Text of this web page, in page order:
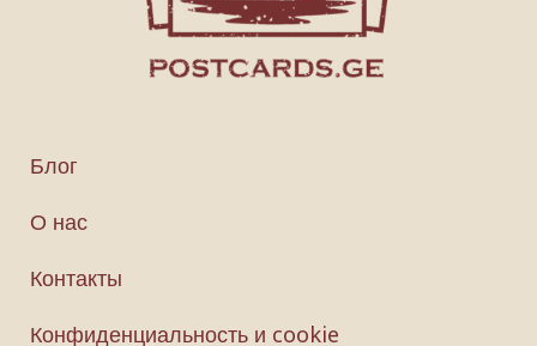
Блог
О нас
Контакты
Конфиденциальность и cookie